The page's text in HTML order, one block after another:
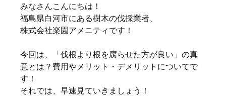
みなさんこんにちは！
福島県白河市にある樹木の伐採業者、
株式会社楽園アメニティです！
今回は、「伐根より根を腐らせた方が良い」の真
意とは？費用やメリット・デメリットについてで
す！
それでは、早速見ていきましょう！